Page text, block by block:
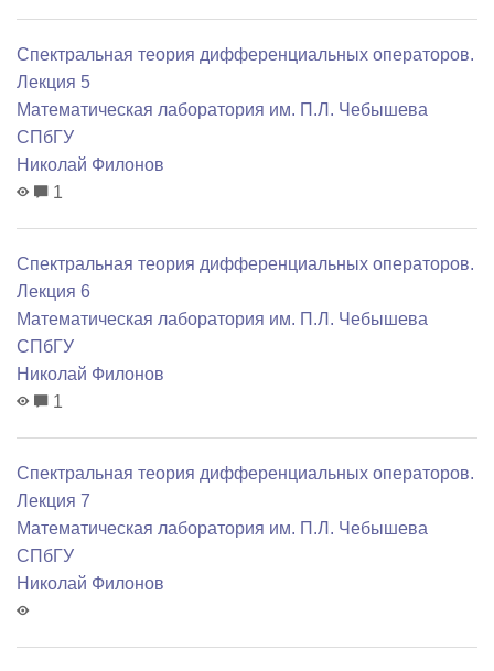
Спектральная теория дифференциальных операторов.
Лекция 5
Математичеcкая лаборатория им. П.Л. Чебышева
СПбГУ
Николай Филонов
1
Спектральная теория дифференциальных операторов.
Лекция 6
Математичеcкая лаборатория им. П.Л. Чебышева
СПбГУ
Николай Филонов
1
Спектральная теория дифференциальных операторов.
Лекция 7
Математичеcкая лаборатория им. П.Л. Чебышева
СПбГУ
Николай Филонов